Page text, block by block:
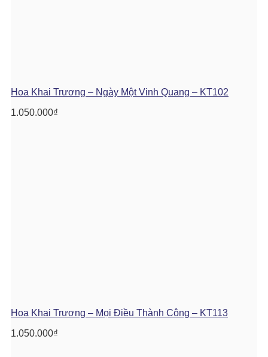
Hoa Khai Trương – Ngày Một Vinh Quang – KT102
1.050.000₫
Hoa Khai Trương – Mọi Điều Thành Công – KT113
1.050.000₫